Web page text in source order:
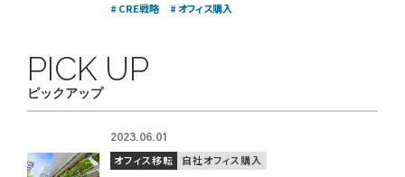
CRE戦略 オフィス購入
ピックアップ
PICK UP
2023.06.01
オフィス移転 自社オフィス購入